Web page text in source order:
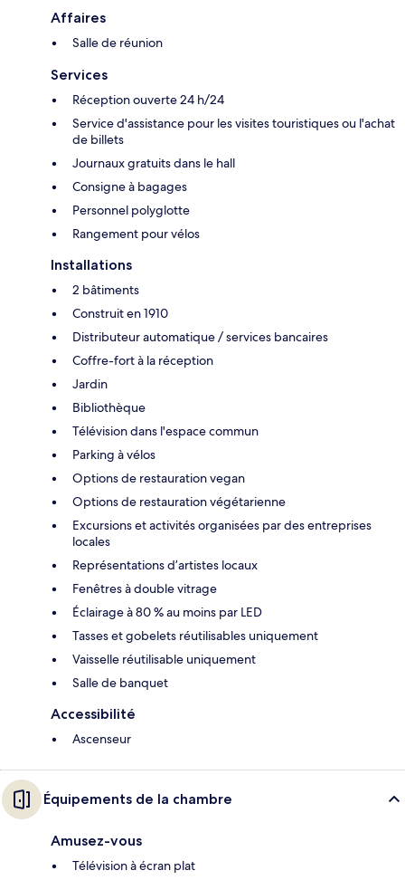
Affaires
Salle de réunion
Services
Réception ouverte 24 h/24
Service d'assistance pour les visites touristiques ou l'achat
de billets
Journaux gratuits dans le hall
Consigne à bagages
Personnel polyglotte
Rangement pour vélos
Installations
2 bâtiments
Construit en 1910
Distributeur automatique / services bancaires
Coffre-fort à la réception
Jardin
Bibliothèque
Télévision dans l'espace commun
Parking à vélos
Options de restauration vegan
Options de restauration végétarienne
Excursions et activités organisées par des entreprises
locales
Représentations d’artistes locaux
Fenêtres à double vitrage
Éclairage à 80 % au moins par LED
Tasses et gobelets réutilisables uniquement
Vaisselle réutilisable uniquement
Salle de banquet
Accessibilité
Ascenseur
Équipements de la chambre
Amusez-vous
Télévision à écran plat